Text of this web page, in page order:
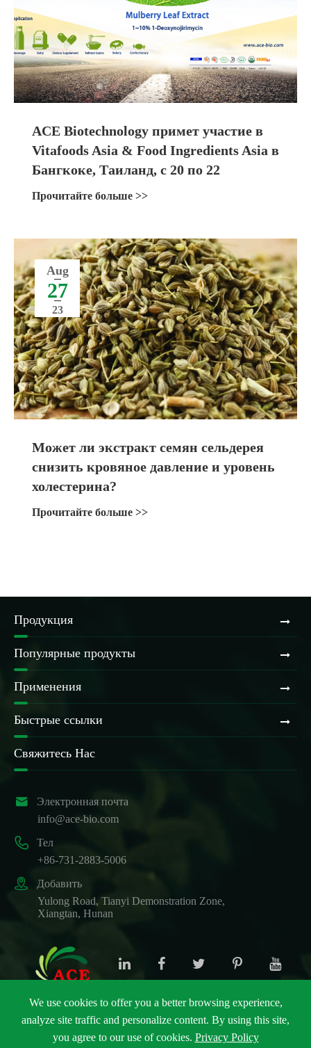
ACE Biotechnology примет участие в
Vitafoods Asia & Food Ingredients Asia в
Бангкоке, Таиланд, с 20 по 22
сентября 2023 года
Прочитайте больше >>
Aug
27
23
Может ли экстракт семян сельдерея
снизить кровяное давление и уровень
холестерина?
Прочитайте больше >>
Продукция
Популярные продукты
Применения
Быстрые ссылки
Свяжитесь Нас

Электронная почта
info@ace-bio.com

Тел
+86-731-2883-5006

Добавить
Yulong Road, Tianyi Demonstration Zone,
Xiangtan, Hunan
Авторские права ©ACE Biotechnology Co., Ltd.Все
права защищены.
We use cookies to offer you a better browsing experience,
analyze site traffic and personalize content. By using this site,
you agree to our use of cookies. Privacy Policy